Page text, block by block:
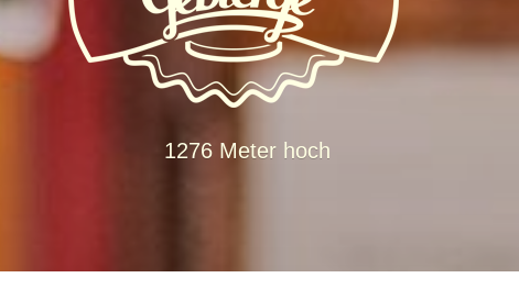
1276 Meter hoch